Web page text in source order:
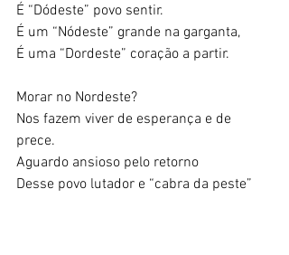
É “Dódeste” povo sentir.
É um “Nódeste” grande na garganta,
É uma “Dordeste” coração a partir.
Morar no Nordeste?
Nos fazem viver de esperança e de
prece.
Aguardo ansioso pelo retorno
Desse povo lutador e “cabra da peste”